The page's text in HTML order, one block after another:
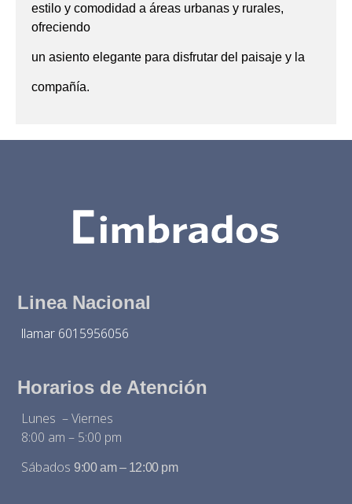
estilo y comodidad a áreas urbanas y rurales,
ofreciendo
un asiento elegante para disfrutar del paisaje y la
compañía.
Linea Nacional
llamar 6015956056
Horarios de Atención
Lunes – Viernes
8:00 am – 5:00 pm
Sábados 9:00 am – 12:00 pm